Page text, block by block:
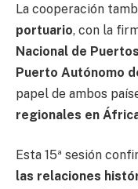
La cooperación
portuario, con la
Nacional de
Puerto Autónomo
papel de ambos
regionales en
Esta 15ª sesión
las relaciones